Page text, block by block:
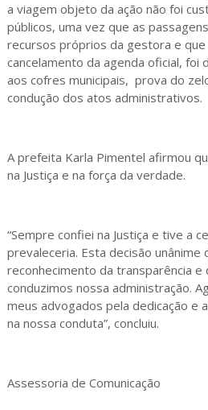
a viagem objeto da ação não foi
públicos, uma vez que as
recursos próprios da gestora e que
cancelamento da agenda oficial, foi
aos cofres municipais, prova do
condução dos atos administrativos.
A prefeita Karla Pimentel afirmou
na Justiça e na força da verdade.
“Sempre confiei na Justiça e tive a
prevaleceria. Esta decisão unânime
reconhecimento da transparência e
conduzimos nossa administração.
meus advogados pela dedicação e
na nossa conduta”, concluiu.
Assessoria de Comunicação